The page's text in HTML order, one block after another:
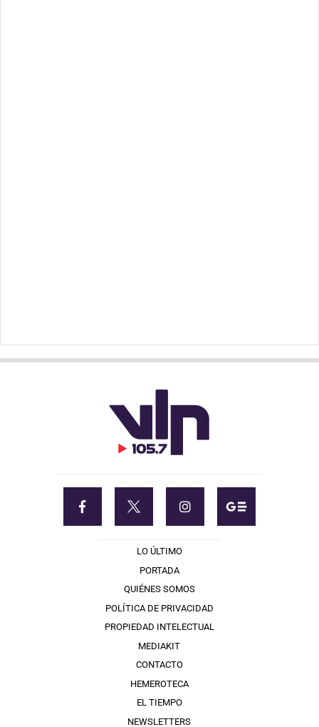
LO ÚLTIMO
PORTADA
QUIÉNES SOMOS
POLÍTICA DE PRIVACIDAD
PROPIEDAD INTELECTUAL
MEDIAKIT
CONTACTO
HEMEROTECA
EL TIEMPO
NEWSLETTERS